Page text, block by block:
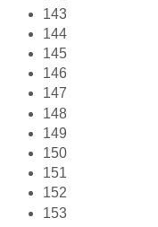
143
144
145
146
147
148
149
150
151
152
153